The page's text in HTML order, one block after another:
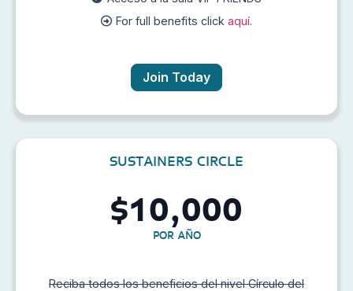
For full benefits clickaquí.
Join Today
SUSTAINERS CIRCLE
$10,000
POR AÑO
Reciba todos los beneficios del nivel Círculo del